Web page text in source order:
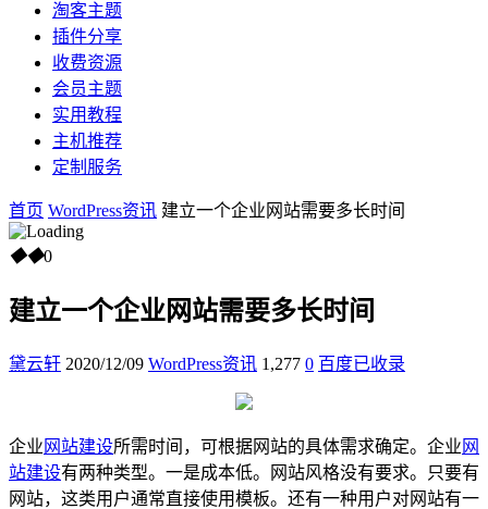
淘客主题
插件分享
收费资源
会员主题
实用教程
主机推荐
定制服务
首页 WordPress资讯 建立一个企业网站需要多长时间
◆◆0
建立一个企业网站需要多长时间
黛云轩 2020/12/09 WordPress资讯 1,277 0 百度已收录
企业 网站建设所需时间，可根据网站的具体需求确定。企业 网
站建设有两种类型。一是成本低。网站风格没有要求。只要有
网站，这类用户通常直接使用模板。还有一种用户对网站有一